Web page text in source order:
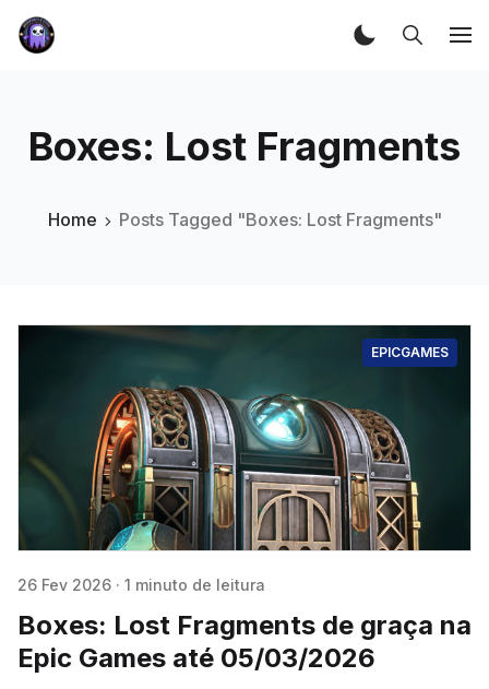
Boxes: Lost Fragments
Home Posts Tagged "Boxes: Lost Fragments"
EPICGAMES
26 Fev 2026 · 1 minuto de leitura
Boxes: Lost Fragments de graça na
Epic Games até 05/03/2026